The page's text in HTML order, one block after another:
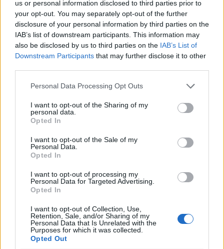
us or personal information disclosed to third parties prior to
your opt-out. You may separately opt-out of the further
disclosure of your personal information by third parties on the
IAB’s list of downstream participants. This information may
also be disclosed by us to third parties on the IAB’s List of
Downstream Participants that may further disclose it to other
Please note that this website/app uses one or more Google
not limited to your visit or usage behaviour. You may click to
grant or deny consent to Google and its third-party tags to
use your data for below specified purposes in below Google
consent section.
Personal Data Processing Opt Outs
I want to opt-out of the Sharing of my
personal data.
Opted In
I want to opt-out of the Sale of my
Personal Data.
Opted In
I want to opt-out of processing my
Personal Data for Targeted Advertising.
Opted In
I want to opt-out of Collection, Use,
Retention, Sale, and/or Sharing of my
Personal Data that Is Unrelated with the
Purposes for which it was collected.
Opted Out
Sigue leyendo
PASTAS Y PIZZAS